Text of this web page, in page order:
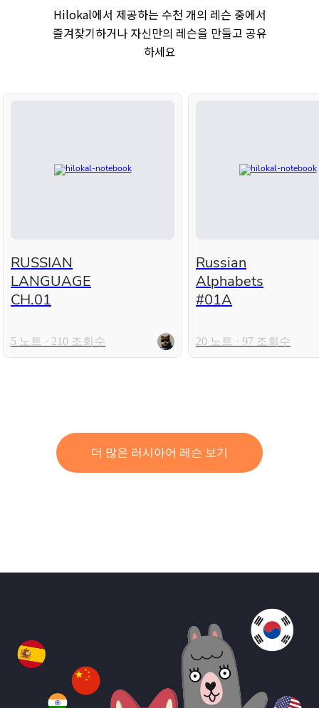
Hilokal에서 제공하는 수천 개의 레슨 중에서
즐겨찾기하거나 자신만의 레슨을 만들고 공유
하세요
RUSSIAN
LANGUAGE
CH.01
5 노트 · 210 조회수
Russian
Alphabets
#01A
20 노트 · 97 조회수
더 많은 러시아어 레슨 보기